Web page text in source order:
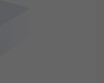
sowie
erhältlich
bieten eine
ideal für den